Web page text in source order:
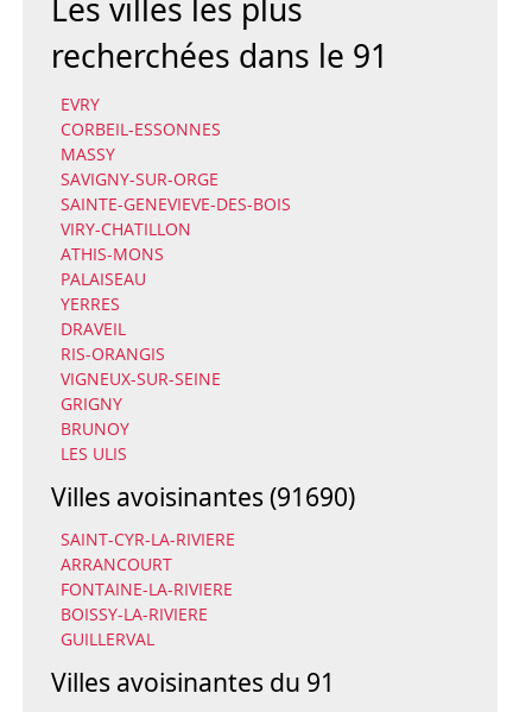
Les villes les plus
recherchées dans le 91
EVRY
CORBEIL-ESSONNES
MASSY
SAVIGNY-SUR-ORGE
SAINTE-GENEVIEVE-DES-BOIS
VIRY-CHATILLON
ATHIS-MONS
PALAISEAU
YERRES
DRAVEIL
RIS-ORANGIS
VIGNEUX-SUR-SEINE
GRIGNY
BRUNOY
LES ULIS
Villes avoisinantes (91690)
SAINT-CYR-LA-RIVIERE
ARRANCOURT
FONTAINE-LA-RIVIERE
BOISSY-LA-RIVIERE
GUILLERVAL
Villes avoisinantes du 91